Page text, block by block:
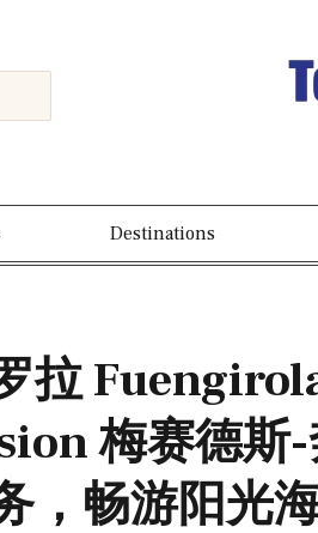
Destinations
拉
梅赛德
，畅游阳光